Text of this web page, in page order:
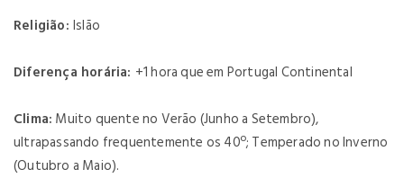
Religião: Islão
Diferença horária: +1 hora que em Portugal Continental
Clima: Muito quente no Verão (Junho a Setembro),
ultrapassando frequentemente os 40º; Temperado no Inverno
(Outubro a Maio).